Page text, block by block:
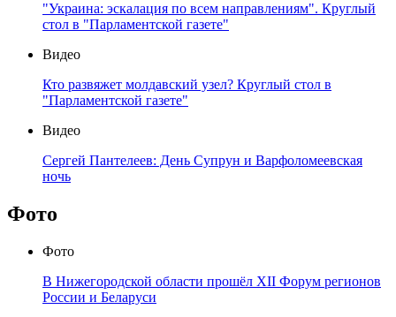
"Украина: эскалация по всем направлениям". Круглый
стол в "Парламентской газете"
Видео
Кто развяжет молдавский узел? Круглый стол в
"Парламентской газете"
Видео
Сергей Пантелеев: День Супрун и Варфоломеевская
ночь
Фото
Фото
В Нижегородской области прошёл XII Форум регионов
России и Беларуси